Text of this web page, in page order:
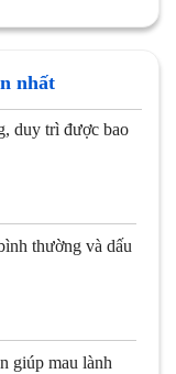
nhất
duy trì được bao
thường và dấu
giúp mau lành